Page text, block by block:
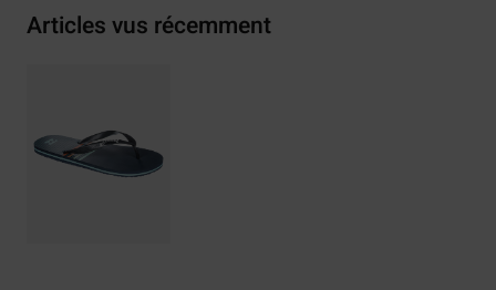
Articles vus récemment